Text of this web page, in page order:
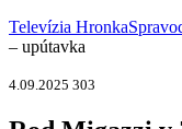
Televízia Hronka
– upútavka
4.09.2025 303